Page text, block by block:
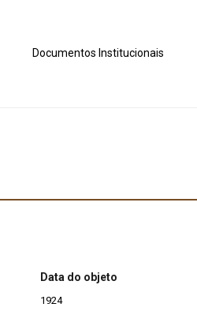
Documentos Institucionais
Data do objeto
1924